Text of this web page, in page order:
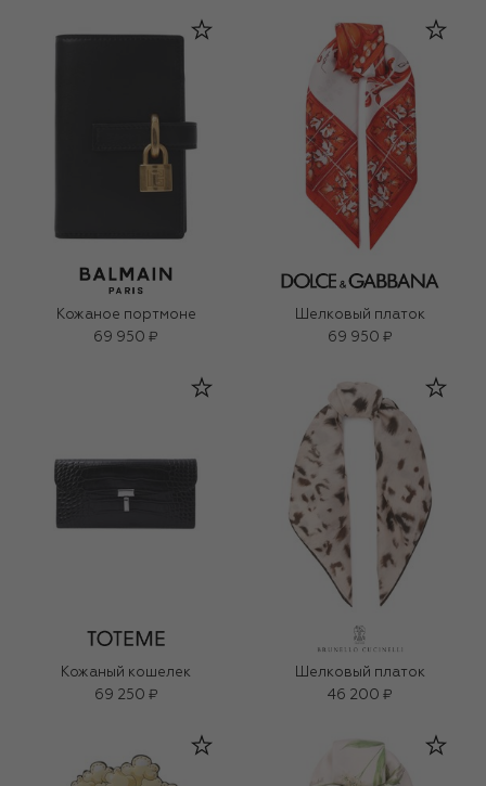
Кожаное портмоне
69 950 ₽
Шелковый платок
69 950 ₽
Кожаный кошелек
69 250 ₽
Шелковый платок
46 200 ₽